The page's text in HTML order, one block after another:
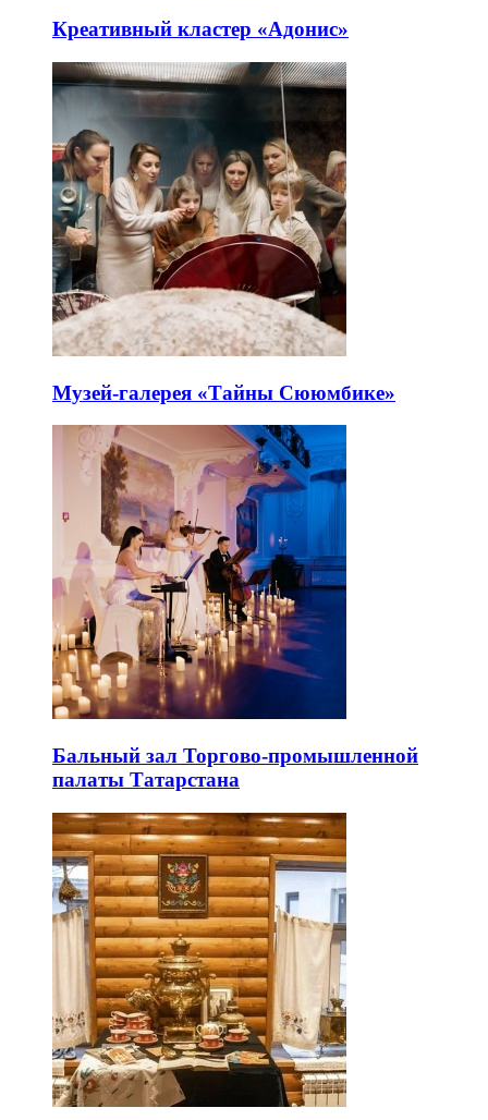
Креативный кластер «Адонис»
Музей-галерея «Тайны Сююмбике»
Бальный зал Торгово-промышленной
палаты Татарстана